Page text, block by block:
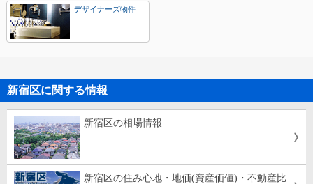
デザイナーズ物件
新宿区に関する情報
新宿区の相場情報
新宿区の住み心地・地価(資産価値)・不動産比